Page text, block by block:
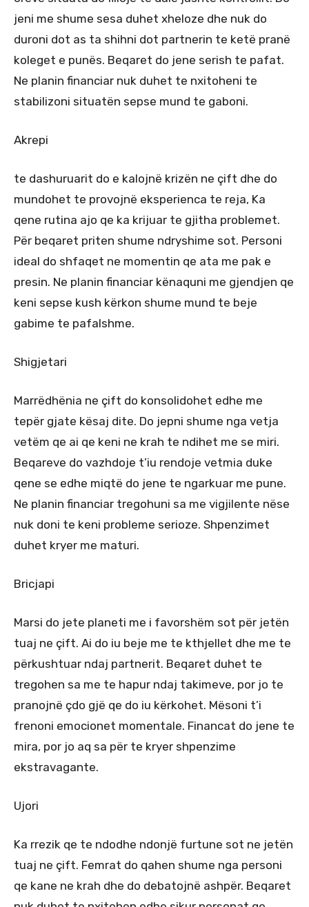
jeni me shume sesa duhet xheloze dhe nuk do
duroni dot as ta shihni dot partnerin te ketë pranë
koleget e punës. Beqaret do jene serish te pafat.
Ne planin financiar nuk duhet te nxitoheni te
stabilizoni situatën sepse mund te gaboni.
Akrepi
te dashuruarit do e kalojnë krizën ne çift dhe do
mundohet te provojnë eksperienca te reja, Ka
qene rutina ajo qe ka krijuar te gjitha problemet.
Për beqaret priten shume ndryshime sot. Personi
ideal do shfaqet ne momentin qe ata me pak e
presin. Ne planin financiar kënaquni me gjendjen qe
keni sepse kush kërkon shume mund te beje
gabime te pafalshme.
Shigjetari
Marrëdhënia ne çift do konsolidohet edhe me
tepër gjate kësaj dite. Do jepni shume nga vetja
vetëm qe ai qe keni ne krah te ndihet me se miri.
Beqareve do vazhdoje t’iu rendoje vetmia duke
qene se edhe miqtë do jene te ngarkuar me pune.
Ne planin financiar tregohuni sa me vigjilente nëse
nuk doni te keni probleme serioze. Shpenzimet
duhet kryer me maturi.
Bricjapi
Marsi do jete planeti me i favorshëm sot për jetën
tuaj ne çift. Ai do iu beje me te kthjellet dhe me te
përkushtuar ndaj partnerit. Beqaret duhet te
tregohen sa me te hapur ndaj takimeve, por jo te
pranojnë çdo gjë qe do iu kërkohet. Mësoni t’i
frenoni emocionet momentale. Financat do jene te
mira, por jo aq sa për te kryer shpenzime
ekstravagante.
Ujori
Ka rrezik qe te ndodhe ndonjë furtune sot ne jetën
tuaj ne çift. Femrat do qahen shume nga personi
qe kane ne krah dhe do debatojnë ashpër. Beqaret